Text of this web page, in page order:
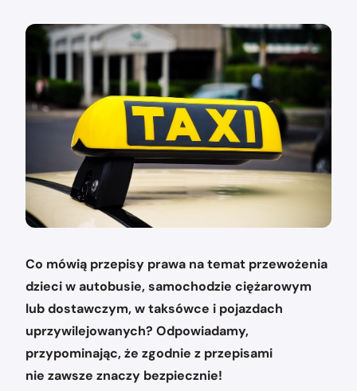
Co mówią przepisy prawa na temat przewożenia
dzieci w autobusie, samochodzie ciężarowym
lub dostawczym, w taksówce i pojazdach
uprzywilejowanych? Odpowiadamy,
przypominając, że zgodnie z przepisami
nie zawsze znaczy bezpiecznie!